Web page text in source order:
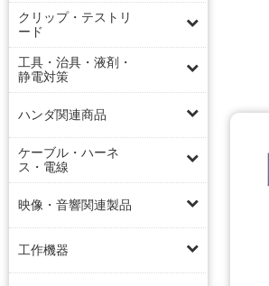
クリップ・テストリ
ード
工具・治具・液剤・
静電対策
ハンダ関連商品
ケーブル・ハーネ
ス・電線
映像・音響関連製品
工作機器